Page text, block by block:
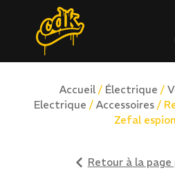
Accueil/ Électrique /
Electrique / Accessoires/
Zefal
Retour à la